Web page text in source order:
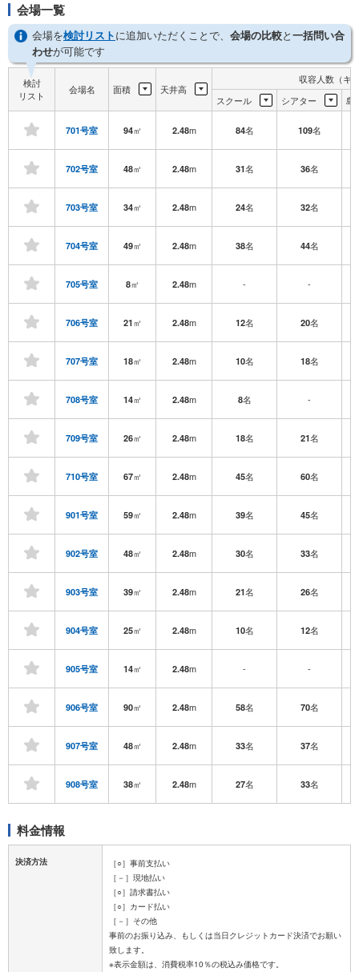
会場一覧
会場を検討リストに追加いただくことで、 会場の比較と一括問い合
わせが可能です
検討
リスト
会場名 面積 天井高
収容人数（キ
スクール
シアター 島
701号室 94㎡ 2.48m 84名 109名
702号室 48㎡ 2.48m 31名 36名
703号室 34㎡ 2.48m 24名 32名
704号室 49㎡ 2.48m 38名 44名
705号室 8㎡ 2.48m - -
706号室 21㎡ 2.48m 12名 20名
707号室 18㎡ 2.48m 10名 18名
708号室 14㎡ 2.48m 8名 -
709号室 26㎡ 2.48m 18名 21名
710号室 67㎡ 2.48m 45名 60名
901号室 59㎡ 2.48m 39名 45名
902号室 48㎡ 2.48m 30名 33名
903号室 39㎡ 2.48m 21名 26名
904号室 25㎡ 2.48m 10名 12名
905号室 14㎡ 2.48m - -
906号室 90㎡ 2.48m 58名 70名
907号室 48㎡ 2.48m 33名 37名
908号室 38㎡ 2.48m 27名 33名
料金情報
決済方法
［○］事前支払い
［－］現地払い
［○］請求書払い
［○］カード払い
［－］その他
事前のお振り込み、もしくは当日クレジットカード決済でお願い
致します。